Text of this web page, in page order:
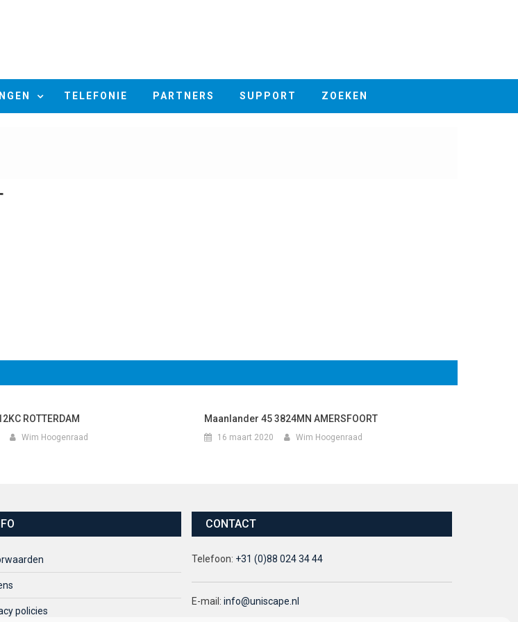
TELEFONIE PARTNERS SUPPORT ZOEKEN
ROTTERDAM
Wim Hoogenraad
Maanlander 45 3824MN AMERSFOORT
16 maart 2020 Wim Hoogenraad
policies
CONTACT
Telefoon: +31 (0)88 024 34 44
E-mail:info@uniscape.nl